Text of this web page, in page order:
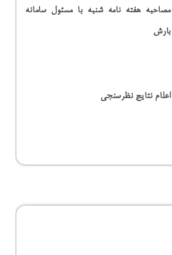
مصاحبه هفته نامه شنبه با مسئول سامانه
بارش
اعلام نتایج نظرسنجی